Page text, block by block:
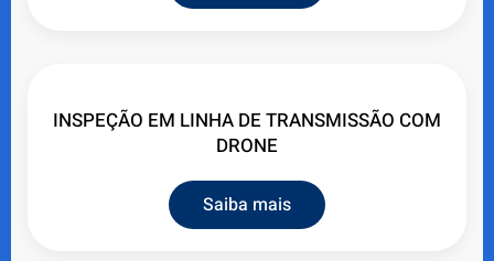
INSPEÇÃO EM LINHA DE TRANSMISSÃO COM
DRONE
Saiba mais